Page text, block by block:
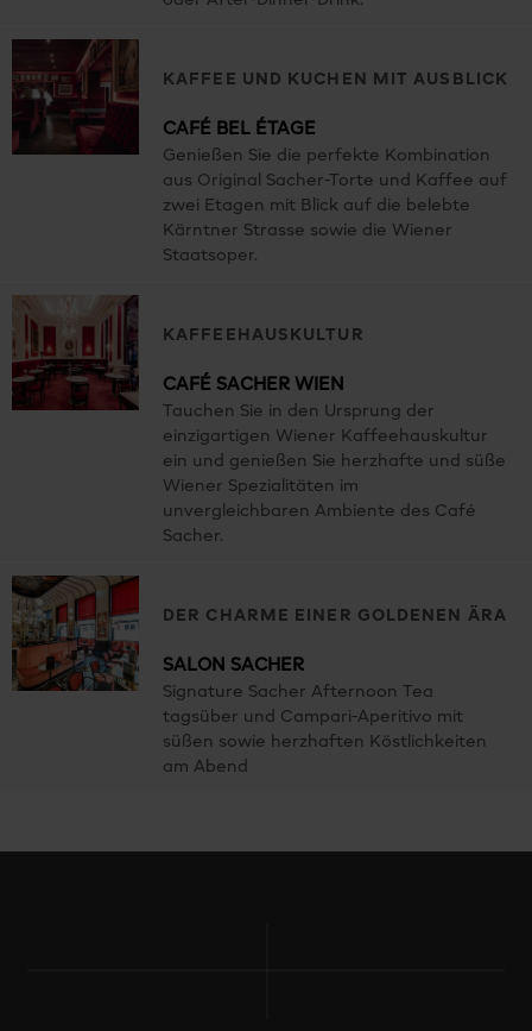
KAFFEE UND KUCHEN MIT AUSBLICK
CAFÉ BEL ÉTAGE
Genießen Sie die perfekte Kombination
aus Original Sacher-Torte und Kaffee auf
zwei Etagen mit Blick auf die belebte
Kärntner Strasse sowie die Wiener
Staatsoper.
KAFFEEHAUSKULTUR
CAFÉ SACHER WIEN
Tauchen Sie in den Ursprung der
einzigartigen Wiener Kaffeehauskultur
ein und genießen Sie herzhafte und süße
Wiener Spezialitäten im
unvergleichbaren Ambiente des Café
Sacher.
DER CHARME EINER GOLDENEN ÄRA
SALON SACHER
Signature Sacher Afternoon Tea
tagsüber und Campari-Aperitivo mit
süßen sowie herzhaften Köstlichkeiten
am Abend